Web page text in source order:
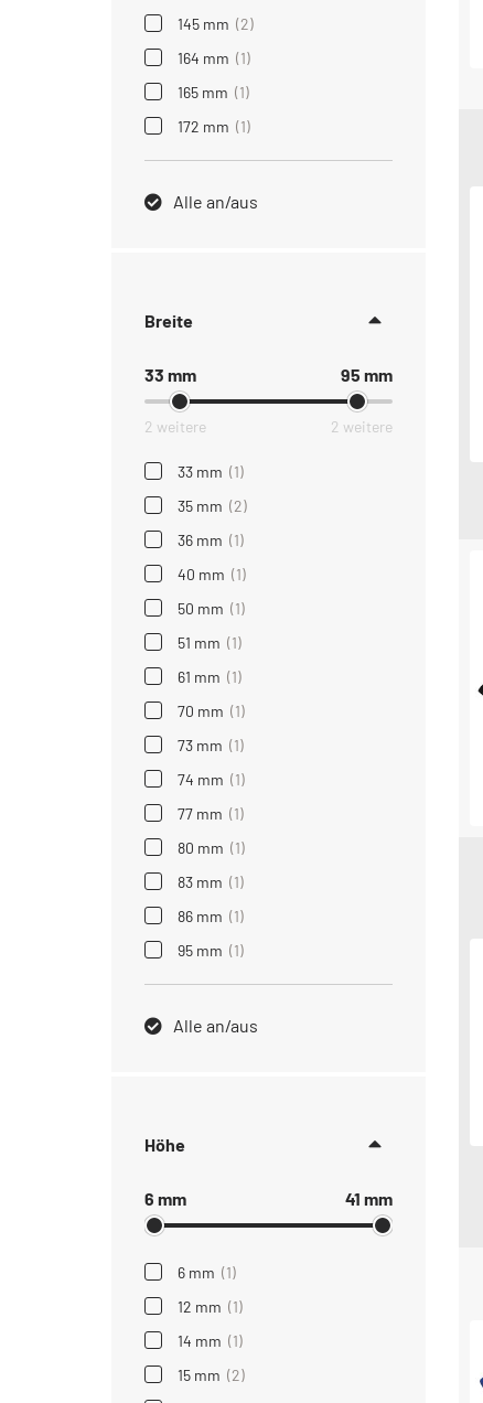
145 mm (2)
164 mm (1)
165 mm (1)
172 mm (1)
Alle an/aus
Breite
33 mm 95 mm
2 weitere 2 weitere
33 mm (1)
35 mm (2)
36 mm (1)
40 mm (1)
50 mm (1)
51 mm (1)
61 mm (1)
70 mm (1)
73 mm (1)
74 mm (1)
77 mm (1)
80 mm (1)
83 mm (1)
86 mm (1)
95 mm (1)
Alle an/aus
Höhe
6 mm 41 mm
6 mm (1)
12 mm (1)
14 mm (1)
15 mm (2)